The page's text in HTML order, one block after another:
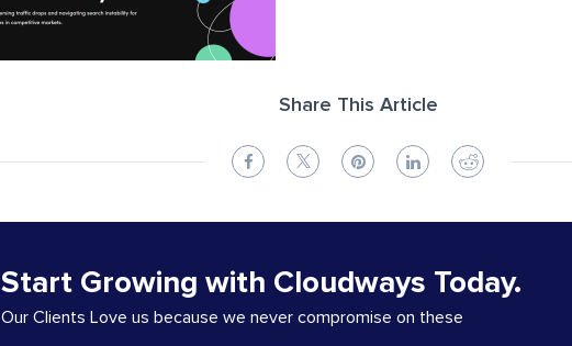
Share This Article
Start Growing with Cloudways Today.
Our Clients Love us because we never compromise on these